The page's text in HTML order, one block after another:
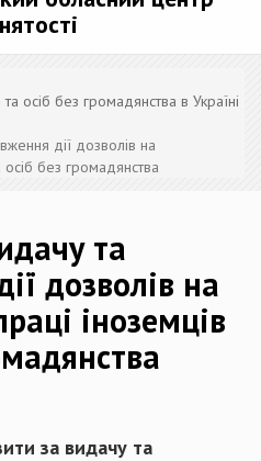
осіб без громадянства в Україні
дії дозволів на
осіб без громадянства
та
дозволів на
іноземців
за видачу та